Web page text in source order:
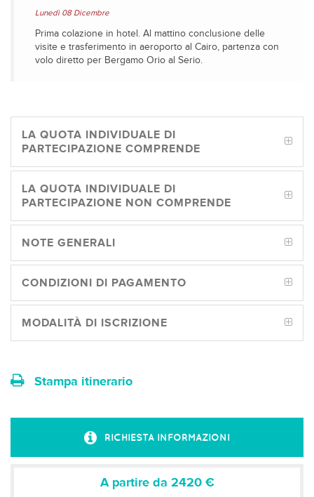
Lunedì 08 Dicembre
Prima colazione in hotel. Al mattino conclusione delle
visite e trasferimento in aeroporto al Cairo, partenza con
volo diretto per Bergamo Orio al Serio.
LA QUOTA INDIVIDUALE DI
PARTECIPAZIONE COMPRENDE
LA QUOTA INDIVIDUALE DI
PARTECIPAZIONE NON COMPRENDE
NOTE GENERALI
CONDIZIONI DI PAGAMENTO
MODALITÀ DI ISCRIZIONE
Stampa itinerario
RICHIESTA INFORMAZIONI
A partire da 2420 €